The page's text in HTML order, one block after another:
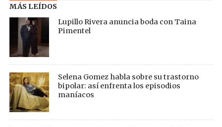
MÁS LEÍDOS
Lupillo Rivera anuncia boda con Taina
Pimentel
Selena Gomez habla sobre su trastorno
bipolar: así enfrenta los episodios
maníacos